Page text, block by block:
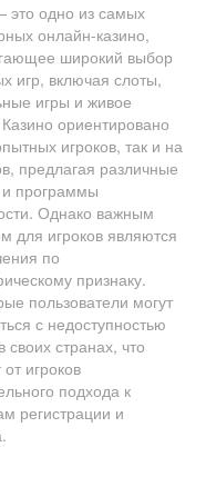
это одно из самых
онлайн-казино,
широкий выбор
игр, включая слоты,
игры и живое
ориентировано
игроков, так и на
предлагая различные
программы
Однако важным
для игроков являются
по
признаку.
пользователи могут
с недоступностью
своих странах, что
игроков
подхода к
регистрации и